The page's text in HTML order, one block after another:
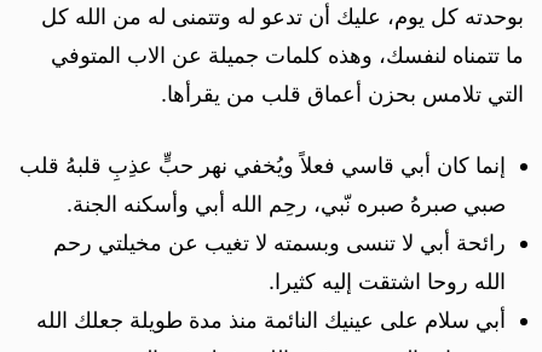
بوحدته كل يوم، عليك أن تدعو له وتتمنى له من الله كل
ما تتمناه لنفسك، وهذه كلمات جميلة عن الاب المتوفي
التي تلامس بحزن أعماق قلب من يقرأها.
إنما كان أبي قاسي فعلاً ويُخفي نهر حبٍّ عذِبِ قلبهُ قلب
صبي صبرهُ صبره نّبي، رحِم الله أبي وأسكنه الجنة.
رائحة أبي لا تنسى وبسمته لا تغيب عن مخيلتي رحم
الله روحا اشتقت إليه كثيرا.
أبي سلام على عينيك النائمة منذ مدة طويلة جعلك الله